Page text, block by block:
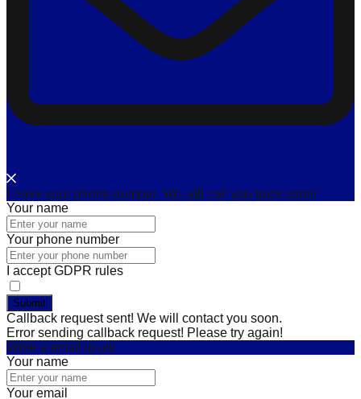
Leave your phone number. We will call you back soon!
Your name
Your phone number
I accept GDPR rules
Submit
Callback request sent! We will contact you soon.
Error sending callback request! Please try again!
Write a email to us!
Your name
Your email